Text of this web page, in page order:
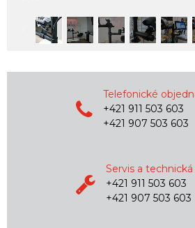
Telefonické
+421 911 503 603
+421 907 503 603
Servis a
+421 911 503 603
+421 907 503 603